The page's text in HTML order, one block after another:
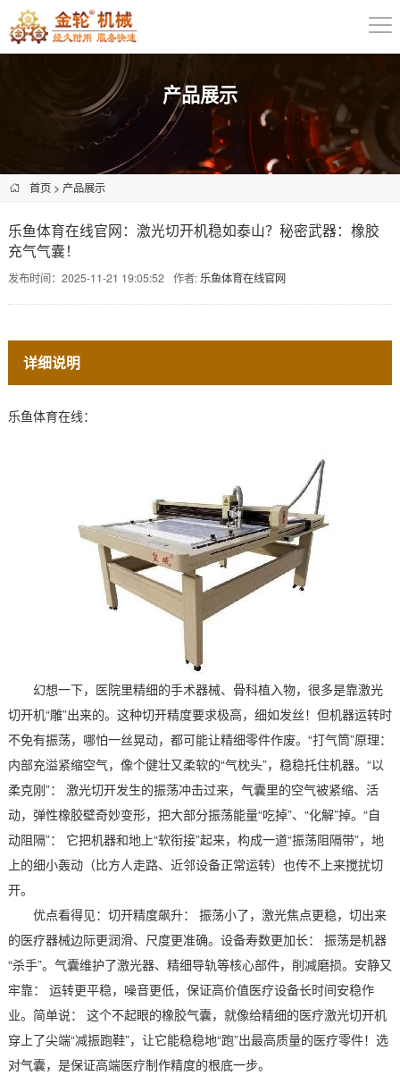
产品展示
首页> 产品展示
乐鱼体育在线官网：激光切开机稳如泰山？秘密武器：橡胶
充气气囊！
发布时间：2025-11-21 19:05:52 作者: 乐鱼体育在线官网
详细说明
乐鱼体育在线：
幻想一下，医院里精细的手术器械、骨科植入物，很多是靠激光
切开机“雕”出来的。这种切开精度要求极高，细如发丝！但机器运转时
不免有振荡，哪怕一丝晃动，都可能让精细零件作废。“打气筒”原理：
内部充溢紧缩空气，像个健壮又柔软的“气枕头”，稳稳托住机器。“以
柔克刚”： 激光切开发生的振荡冲击过来，气囊里的空气被紧缩、活
动，弹性橡胶壁奇妙变形，把大部分振荡能量“吃掉”、“化解”掉。“自
动阻隔”： 它把机器和地上“软衔接”起来，构成一道“振荡阻隔带”，地
上的细小轰动（比方人走路、近邻设备正常运转）也传不上来搅扰切
开。
优点看得见：切开精度飙升： 振荡小了，激光焦点更稳，切出来
的医疗器械边际更润滑、尺度更准确。设备寿数更加长： 振荡是机器
“杀手”。气囊维护了激光器、精细导轨等核心部件，削减磨损。安静又
牢靠： 运转更平稳，噪音更低，保证高价值医疗设备长时间安稳作
业。简单说： 这个不起眼的橡胶气囊，就像给精细的医疗激光切开机
穿上了尖端“减振跑鞋”，让它能稳稳地“跑”出最高质量的医疗零件！选
对气囊，是保证高端医疗制作精度的根底一步。